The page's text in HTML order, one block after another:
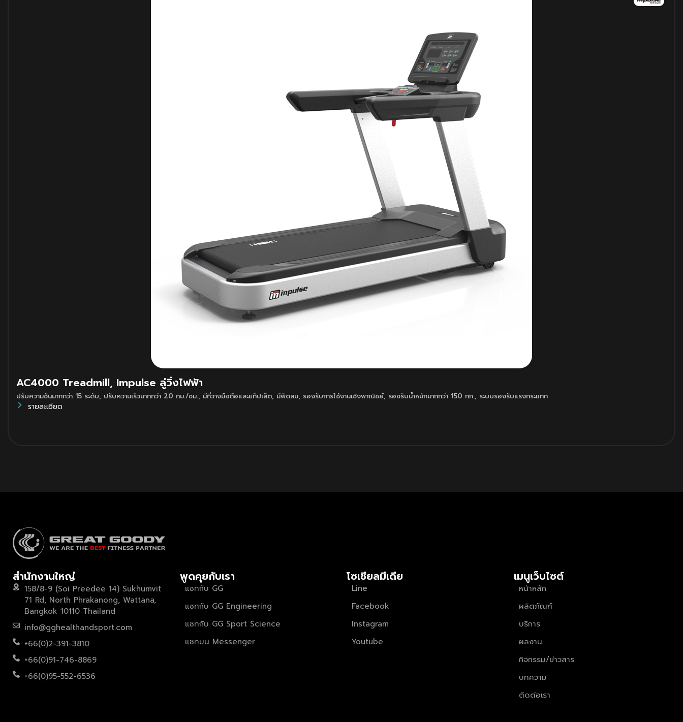
AC4000 Treadmill, Impulse ลู่วิ่งไฟฟ้า
ปรับความชันมากกว่า 15 ระดับ, ปรับความเร็วมากกว่า 20 กม./ชม., มีที่วางมือถือและแท็ปเล็ต, มีพัดลม, รองรับการใช้งานเชิงพาณิชย์, รองรับน้ำหนักมากกว่า 150 กก., ระบบรองรับแรงกระแทก
รายละเอียด
สำนักงานใหญ่
158/8-9 (Soi Preedee 14) Sukhumvit
71 Rd, North Phrakanong, Wattana,
Bangkok 10110 Thailand
info@gghealthandsport.com
+66(0)2-391-3810
+66(0)91-746-8869
+66(0)95-552-6536
พูดคุยกับเรา
แชทกับ GG
แชทกับ GG Engineering
แชทกับ GG Sport Science
แชทบน Messenger
โซเชียลมีเดีย
Line
Facebook
Instagram
Youtube
เมนูเว็บไซต์
หน้าหลัก
ผลิตภัณฑ์
บริการ
ผลงาน
กิจกรรม/ข่าวสาร
บทความ
ติดต่อเรา